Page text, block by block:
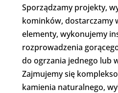
Sporządzamy projekty,
kominków, dostarczamy
elementy, wykonujemy
rozprowadzenia
do ogrzania jednego lub
Zajmujemy się
kamienia naturalnego,